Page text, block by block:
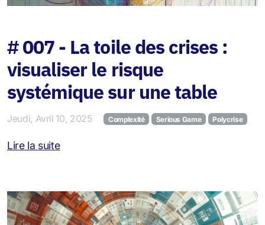
# 007 - La toile des crises :
visualiser le risque
systémique sur une table
Jeudi, Avril 10, 2025 Complexité Serious Game Polycrise
Lire la suite